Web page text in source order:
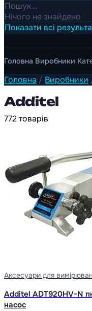
Пошук...
Нічого не знайдено
Показати всі
Головна Виробники
Головна / Виробники
Additel
772 товарів
Аксесуари для
Additel ADT920HV-N
насос